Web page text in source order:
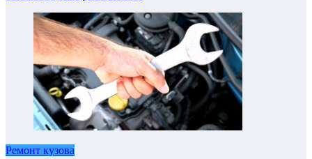
Ремонт кузова